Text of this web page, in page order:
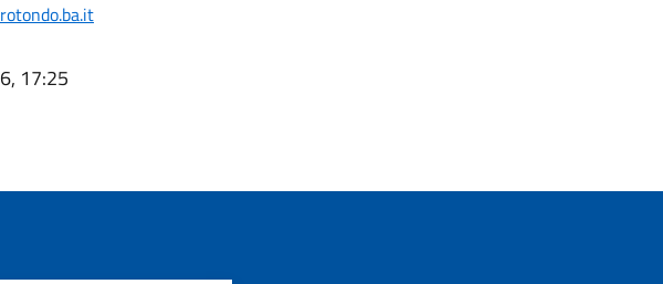
17:25